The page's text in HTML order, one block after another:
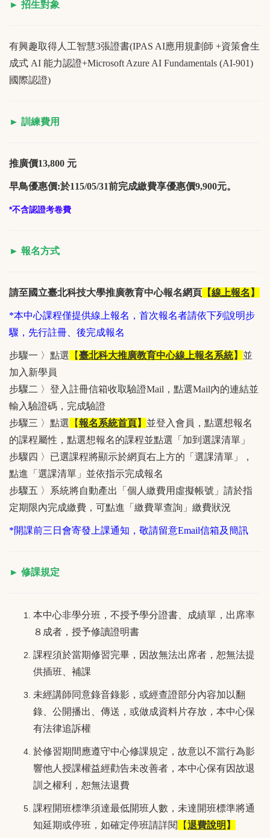
► 招生對象
有興趣取得人工智慧3張證書(IPAS AI應用規劃師 +資策會生
成式 AI 能力認證+Microsoft Azure AI Fundamentals (AI-901)
國際認證)
► 訓練費用
推廣價13,800 元
早鳥優惠價:於115/05/31前完成繳費享優惠價9,900元。
*不含認證考卷費
► 報名方式
請至國立臺北科技大學推廣教育中心報名網頁 【線上報名 】
*本中心課程僅提供線上報名，首次報名者請依下列說明步
驟，先行註冊、後完成報名
步驟一 〉點選 【臺北科大推廣教育中心線上報名系統】 並
加入新學員
步驟二 〉登入註冊信箱收取驗證Mail，點選Mail內的連結並
輸入驗證碼，完成驗證
步驟三 〉點選 【報名系統首頁】 並登入會員，點選想報名
的課程屬性，點選想報名的課程並點選「加到選課清單」
步驟四 〉已選課程將顯示於網頁右上方的「選課清單」，
點進「選課清單」並依指示完成報名
步驟五 〉系統將自動產出「個人繳費用虛擬帳號」請於指
定期限內完成繳費，可點進「繳費單查詢」繳費狀況
*開課前三日會寄發上課通知，敬請留意Email信箱及簡訊
► 修課規定
本中心非學分班，不授予學分證書、成績單，出席率
８成者，授予修讀證明書
課程須於當期修習完畢，因故無法出席者，恕無法提
供插班、補課
未經講師同意錄音錄影，或經查證部分內容加以翻
錄、公開播出、傳送，或做成資料片存放，本中心保
有法律追訴權
於修習期間應遵守中心修課規定，故意以不當行為影
響他人授課權益經勸告未改善者，本中心保有因故退
訓之權利，恕無法退費
課程開班標準須達最低開班人數，未達開班標準將通
知延期或停班，如確定停班請詳閱
【退費說明 】